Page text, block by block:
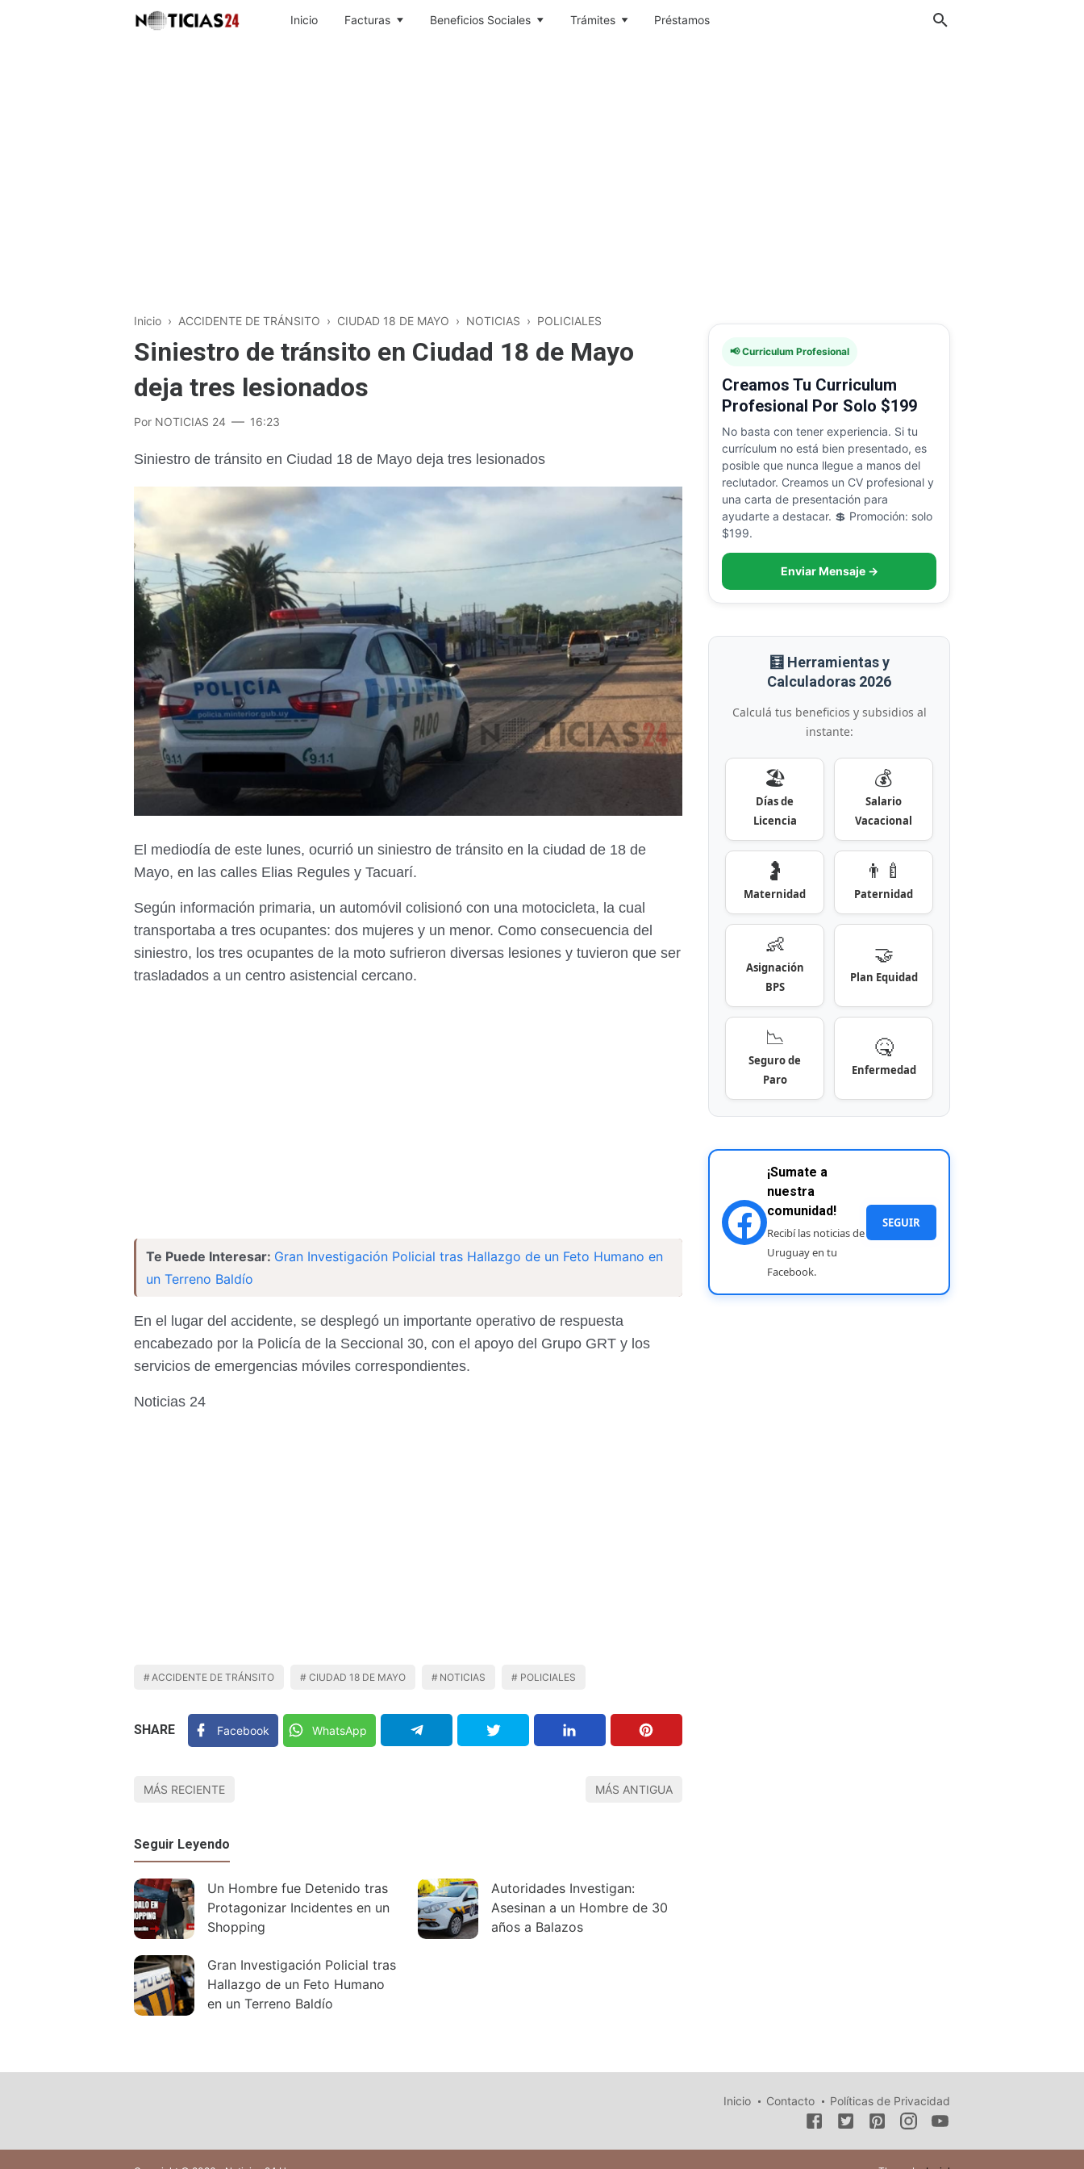
Inicio Facturas Beneficios Sociales Trámites Préstamos
Inicio › ACCIDENTE DE TRÁNSITO › CIUDAD 18 DE MAYO › NOTICIAS › POLICIALES
Siniestro de tránsito en Ciudad 18 de Mayo
deja tres lesionados
Por NOTICIAS 24 16:23
Siniestro de tránsito en Ciudad 18 de Mayo deja tres lesionados
El mediodía de este lunes, ocurrió un siniestro de tránsito en la ciudad de 18 de
Mayo, en las calles Elias Regules y Tacuarí.
Según información primaria, un automóvil colisionó con una motocicleta, la cual
transportaba a tres ocupantes: dos mujeres y un menor. Como consecuencia del
siniestro, los tres ocupantes de la moto sufrieron diversas lesiones y tuvieron que ser
trasladados a un centro asistencial cercano.
Te Puede Interesar: Gran Investigación Policial tras Hallazgo de un Feto Humano en
un Terreno Baldío
En el lugar del accidente, se desplegó un importante operativo de respuesta
encabezado por la Policía de la Seccional 30, con el apoyo del Grupo GRT y los
servicios de emergencias móviles correspondientes.
Noticias 24
ACCIDENTE DE TRÁNSITO CIUDAD 18 DE MAYO NOTICIAS POLICIALES
SHARE Facebook WhatsApp
MÁS RECIENTE MÁS ANTIGUA
Seguir Leyendo
Un Hombre fue Detenido tras
Protagonizar Incidentes en un
Shopping
Autoridades Investigan:
Asesinan a un Hombre de 30
años a Balazos
Gran Investigación Policial tras
Hallazgo de un Feto Humano
en un Terreno Baldío
📢 Curriculum Profesional
Creamos Tu Curriculum
Profesional Por Solo $199
No basta con tener experiencia. Si tu
currículum no está bien presentado, es
posible que nunca llegue a manos del
reclutador. Creamos un CV profesional y
una carta de presentación para
ayudarte a destacar. 💲 Promoción: solo
$199.
Enviar Mensaje →
🧮 Herramientas y
Calculadoras 2026
Calculá tus beneficios y subsidios al
instante:
🏖️
Días de
Licencia
💰
Salario
Vacacional
🤰
Maternidad
👨‍🍼
Paternidad
👶
Asignación
BPS
🤝
Plan Equidad
📉
Seguro de
Paro
🤒
Enfermedad
¡Sumate a
nuestra
comunidad!
Recibí las noticias de
Uruguay en tu
Facebook.
SEGUIR
Inicio Contacto Políticas de Privacidad